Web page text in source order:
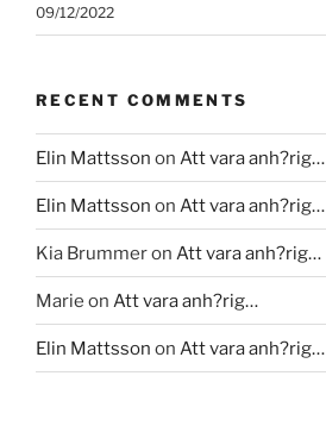
09/12/2022
RECENT COMMENTS
Elin Mattsson on Att vara anh?rig…
Elin Mattsson on Att vara anh?rig…
Kia Brummeron Att vara anh?rig…
Marie on Att vara anh?rig…
Elin Mattsson on Att vara anh?rig…